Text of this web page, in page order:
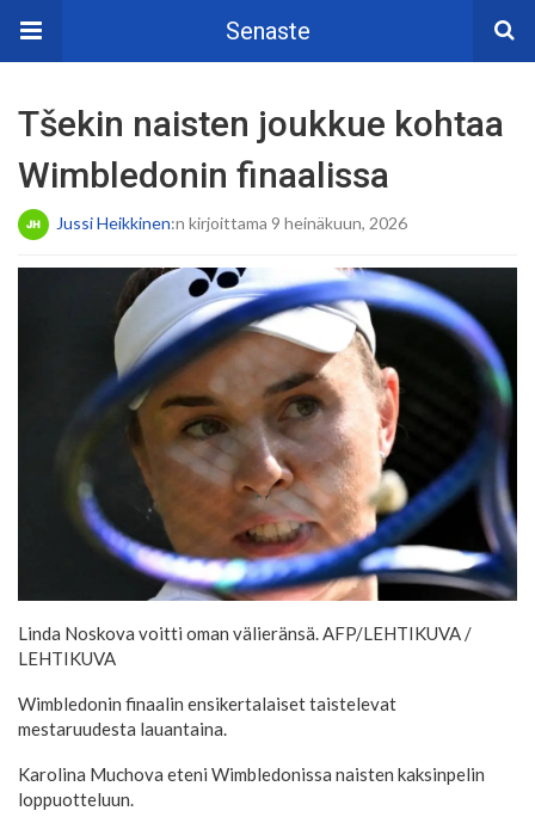
Senaste
Tšekin naisten joukkue kohtaa
Wimbledonin finaalissa
Jussi Heikkinen:n kirjoittama 9 heinäkuun, 2026
Linda Noskova voitti oman välieränsä. AFP/LEHTIKUVA/
LEHTIKUVA
Wimbledonin finaalin ensikertalaiset taistelevat
mestaruudesta lauantaina.
Karolina Muchova eteni Wimbledonissa naisten kaksinpelin
loppuotteluun.